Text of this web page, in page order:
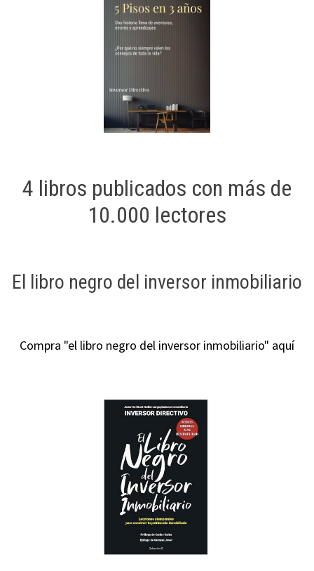
4 libros publicados con más de
10.000 lectores
El libro negro del inversor inmobiliario
Compra "el libro negro del inversor inmobiliario" aquí